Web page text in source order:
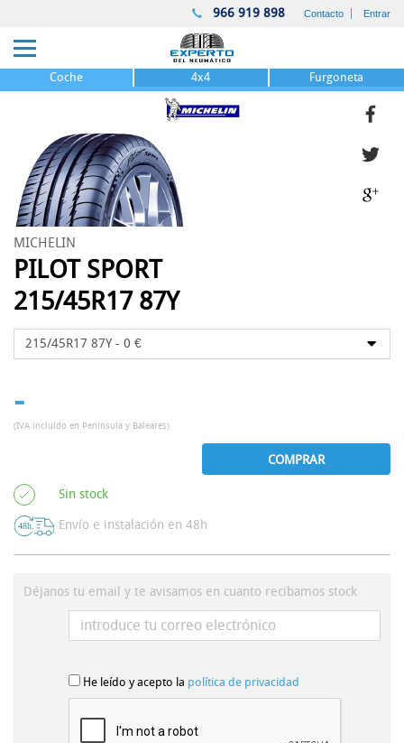
966 919 898 Contacto Entrar
Coche 4x4 Furgoneta
MICHELIN
PILOT SPORT
215/45R17 87Y
-
(IVA incluído en Península y Baleares)
COMPRAR
Sin stock
Envío e instalación en 48h
Déjanos tu email y te avisamos en cuanto recibamos stock
He leído y acepto la política de privacidad